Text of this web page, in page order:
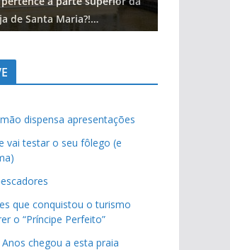
de Santa Maria?!…
dispensa apresentações
vai testar o seu fôlego (e
que conquistou o turismo
o “Príncipe Perfeito”
chegou a esta praia